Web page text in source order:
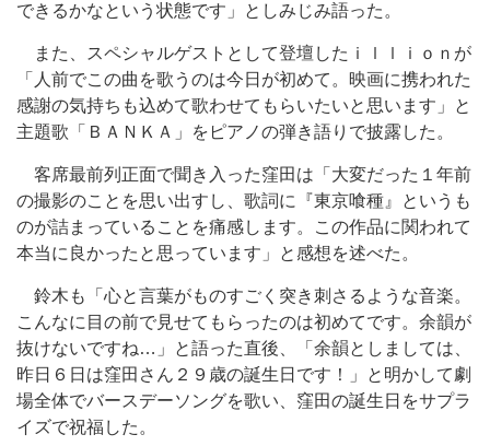
できるかなという状態です」としみじみ語った。
また、スペシャルゲストとして登壇したｉｌｌｉｏｎが
「人前でこの曲を歌うのは今日が初めて。映画に携われた
感謝の気持ちも込めて歌わせてもらいたいと思います」と
主題歌「ＢＡＮＫＡ」をピアノの弾き語りで披露した。
客席最前列正面で聞き入った窪田は「大変だった１年前
の撮影のことを思い出すし、歌詞に『東京喰種』というも
のが詰まっていることを痛感します。この作品に関われて
本当に良かったと思っています」と感想を述べた。
鈴木も「心と言葉がものすごく突き刺さるような音楽。
こんなに目の前で見せてもらったのは初めてです。余韻が
抜けないですね…」と語った直後、「余韻としましては、
昨日６日は窪田さん２９歳の誕生日です！」と明かして劇
場全体でバースデーソングを歌い、窪田の誕生日をサプラ
イズで祝福した。